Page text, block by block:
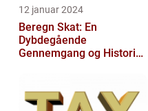
12 januar 2024
Beregn Skat: En
Dybdegående
Gennemgang og Historisk